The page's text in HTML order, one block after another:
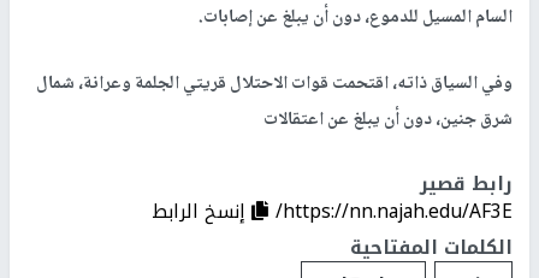
السام المسيل للدموع، دون أن يبلغ عن إصابات.
وفي السياق ذاته، اقتحمت قوات الاحتلال قريتي الجلمة وعرانة، شمال
شرق جنين، دون أن يبلغ عن اعتقالات
رابط قصير
https://nn.najah.edu/AF3E/
إنسخ الرابط
الكلمات المفتاحية